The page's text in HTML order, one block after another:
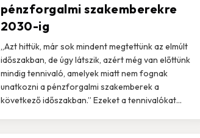
pénzforgalmi szakemberekre
2030-ig
„Azt hittük, már sok mindent megtettünk az elmúlt
időszakban, de úgy látszik, azért még van előttünk
mindig tennivaló, amelyek miatt nem fognak
unatkozni a pénzforgalmi szakemberek a
következő időszakban.” Ezeket a tennivalókat...